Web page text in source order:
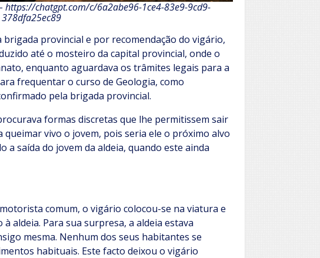
https://chatgpt.com/c/6a2abe96-1ce4-83e9-9cd9-
378dfa25ec89
brigada provincial e por recomendação do vigário,
até o mosteiro da capital provincial, onde o
enquanto aguardava os trâmites legais para a
frequentar o curso de Geologia, como
pela brigada provincial.
formas discretas que lhe permitissem sair
queimar vivo o jovem, pois seria ele o próximo alvo
saída do jovem da aldeia, quando este ainda
comum, o vigário colocou-se na viatura e
aldeia. Para sua surpresa, a aldeia estava
mesma. Nenhum dos seus habitantes se
habituais. Este facto deixou o vigário